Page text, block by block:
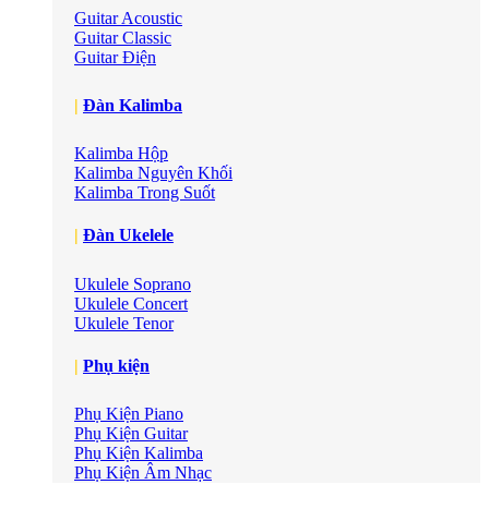
Guitar Acoustic
Guitar Classic
Guitar Điện
| Đàn Kalimba
Kalimba Hộp
Kalimba Nguyên Khối
Kalimba Trong Suốt
Đàn Ukelele
Ukulele Soprano
Ukulele Concert
Ukulele Tenor
| Phụ kiện
Phụ Kiện Piano
Phụ Kiện Guitar
Phụ Kiện Kalimba
Phụ Kiện Âm Nhạc